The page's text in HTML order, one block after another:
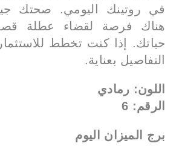
في روتينك اليومي. صحتك
هناك فرصة لقضاء عطلة
حياتك. إذا كنت تخطط
التفاصيل بعناية.
اللون: رمادي
الرقم: 6
برج الميزان اليوم